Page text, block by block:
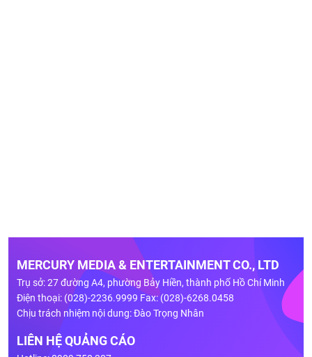
MERCURY MEDIA & ENTERTAINMENT CO., LTD
Trụ sở: 27 đường A4, phường Bảy Hiền, thành phố Hồ Chí Minh
Điện thoại: (028)-2236.9999 Fax: (028)-6268.0458
Chịu trách nhiệm nội dung: Đào Trọng Nhân
LIÊN HỆ QUẢNG CÁO